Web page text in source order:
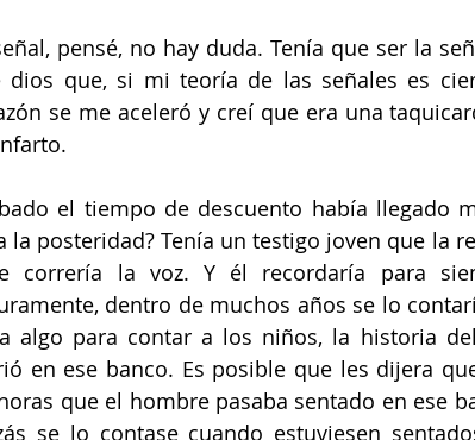
pensé, no hay duda. Tenía que ser la
dios que, si mi teoría de las señales es
se me aceleró y creí que era una
el tiempo de descuento había llegado
la posteridad? Tenía un testigo joven que la
correría la voz. Y él recordaría para
dentro de muchos años se lo
algo para contar a los niños, la historia
en ese banco. Es posible que les dijera
que el hombre pasaba sentado en ese
se lo contase cuando estuviesen